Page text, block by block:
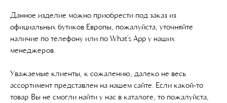
Данное изделие можно приобрести под заказ из
официальных бутиков Европы, пожалуйста, уточняйте
наличие по телефону или по What's App у наших
менеджеров.
Уважаемые клиенты, к сожалению, далеко не весь
ассортимент представлен на нашем сайте. Если какой-то
товар Вы не смогли найти у нас в каталоге, то пожалуйста,